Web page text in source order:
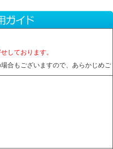
しております。
合もございますので、あらかじめご